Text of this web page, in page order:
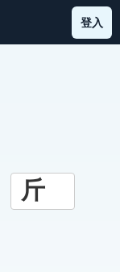
登入
斤